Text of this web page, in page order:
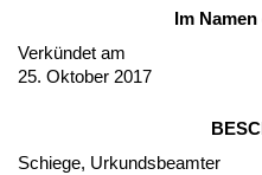
Im
Verkündet am
25. Ok­to­ber 2017
Schie­ge, Ur­kunds­be­am­ter